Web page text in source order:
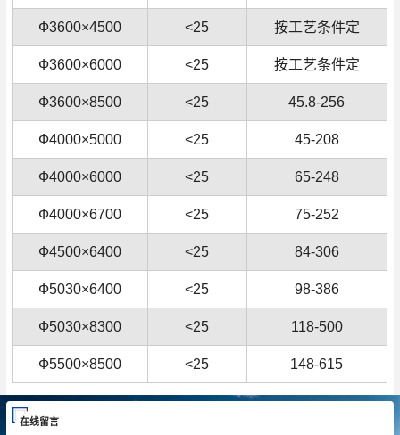
Ф3600×4500 <25 按工艺条件定
Ф3600×6000 <25 按工艺条件定
Ф3600×8500 <25 45.8-256
Ф4000×5000 <25 45-208
Ф4000×6000 <25 65-248
Ф4000×6700 <25 75-252
Ф4500×6400 <25 84-306
Ф5030×6400 <25 98-386
Ф5030×8300 <25 118-500
Ф5500×8500 <25 148-615
在线留言